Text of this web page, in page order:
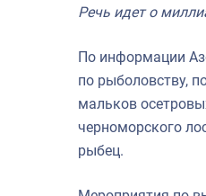
Речь идет о
По информации
по рыболовству,
мальков
черноморского
рыбец.